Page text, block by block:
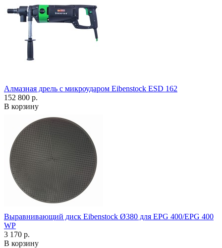
Алмазная дрель с микроударом Eibenstock ESD 162
152 800 р.
В корзину
Выравнивающий диск Eibenstock Ø380 для EPG 400/EPG 400
WP
3 170 р.
В корзину